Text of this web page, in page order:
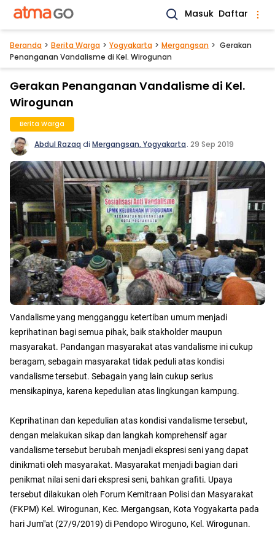
Masuk Daftar
Beranda Berita Warga Yogyakarta Mergangsan
Gerakan
Penanganan Vandalisme di Kel. Wirogunan
Gerakan Penanganan Vandalisme di Kel.
Wirogunan
Berita Warga
Abdul Razaq di Mergangsan, Yogyakarta. 29 Sep 2019
Vandalisme yang mengganggu ketertiban umum menjadi
keprihatinan bagi semua pihak, baik stakholder maupun
masyarakat. Pandangan masyarakat atas vandalisme ini cukup
beragam, sebagain masyarakat tidak peduli atas kondisi
vandalisme tersebut. Sebagain yang lain cukup serius
mensikapinya, karena kepedulian atas lingkungan kampung.
Keprihatinan dan kepedulian atas kondisi vandalisme tersebut,
dengan melakukan sikap dan langkah komprehensif agar
vandalisme tersebut berubah menjadi ekspresi seni yang dapat
dinikmati oleh masyarakat. Masyarakat menjadi bagian dari
penikmat nilai seni dari ekspresi seni, bahkan grafiti. Upaya
tersebut dilakukan oleh Forum Kemitraan Polisi dan Masyarakat
(FKPM) Kel. Wirogunan, Kec. Mergangsan, Kota Yogyakarta pada
hari Jum"at (27/9/2019) di Pendopo Wiroguno, Kel. Wirogunan.